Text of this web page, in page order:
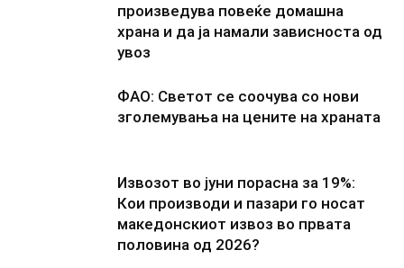
произведува повеќе домашна
храна и да ја намали зависноста од
увоз
ФАО: Светот се соочува со нови
зголемувања на цените на храната
Извозот во јуни порасна за 19%:
Кои производи и пазари го носат
македонскиот извоз во првата
половина од 2026?